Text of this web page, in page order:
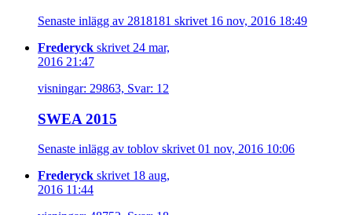
Senaste inlägg av 2818181 skrivet 16 nov, 2016 18:49
Frederyck skrivet 24 mar,
2016 21:47
visningar: 29863, Svar: 12
SWEA 2015
Senaste inlägg av toblov skrivet 01 nov, 2016 10:06
Frederyck skrivet 18 aug,
2016 11:44